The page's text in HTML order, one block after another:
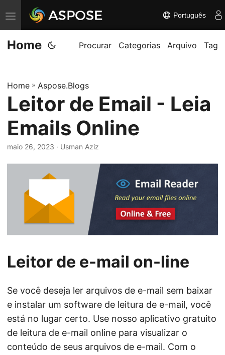
A
l
t
n
n
a
Português
Home Procurar Categorias Arquivo Tag
Home » Aspose.Blogs
Leitor de Email - Leia
Emails Online
maio 26, 2023 · Usman Aziz
Leitor de e-mail on-line
Se você deseja ler arquivos de e-mail sem baixar
e instalar um software de leitura de e-mail, você
está no lugar certo. Use nosso aplicativo gratuito
de leitura de e-mail online para visualizar o
conteúdo de seus arquivos de e-mail. Com o